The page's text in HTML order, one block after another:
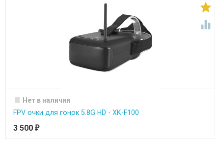


Нет в наличии
FPV очки для гонок 5.8G HD - XK-F100
3 500 ₽